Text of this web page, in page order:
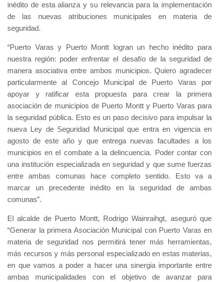
inédito de esta alianza y su relevancia para la implementación
de las nuevas atribuciones municipales en materia de
seguridad.
“Puerto Varas y Puerto Montt logran un hecho inédito para
nuestra región: poder enfrentar el desafío de la seguridad de
manera asociativa entre ambos municipios. Quiero agradecer
particularmente al Concejo Municipal de Puerto Varas por
apoyar y ratificar esta propuesta para crear la primera
asociación de municipios de Puerto Montt y Puerto Varas para
la seguridad pública. Esto es un paso decisivo para impulsar la
nueva Ley de Seguridad Municipal que entra en vigencia en
agosto de este año y que entrega nuevas facultades a los
municipios en el combate a la delincuencia. Poder contar con
una institución especializada en seguridad y que sume fuerzas
entre ambas comunas hace completo sentido. Esto va a
marcar un precedente inédito en la seguridad de ambas
comunas”.
El alcalde de Puerto Montt, Rodrigo Wainraihgt, aseguró que
“Generar la primera Asociación Municipal con Puerto Varas en
materia de seguridad nos permitirá tener más herramientas,
más recursos y más personal especializado en estas materias,
en que vamos a poder a hacer una sinergia importante entre
ambas municipalidades con el objetivo de avanzar para